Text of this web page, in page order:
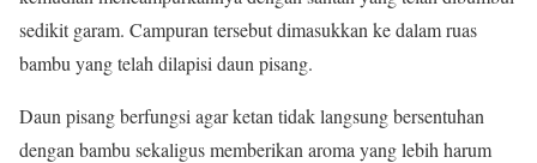
sedikit garam. Campuran tersebut dimasukkan ke dalam ruas
bambu yang telah dilapisi daun pisang.
Daun pisang berfungsi agar ketan tidak langsung bersentuhan
dengan bambu sekaligus memberikan aroma yang lebih harum